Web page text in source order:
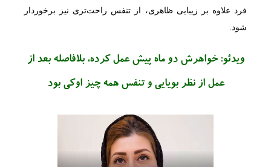
فرد علاوه بر زیبایی ظاهری، از تنفس راحت‌تری نیز برخوردار
شود.
ویدئو: خواهرش دو ماه پیش عمل کرده، بلافاصله بعد از
عمل از نظر بویایی و تنفس همه چیز اوکی بود